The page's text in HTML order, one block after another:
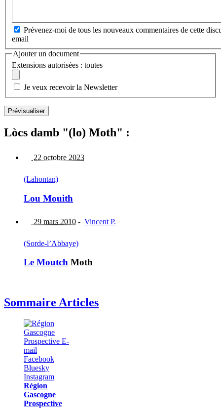
Prévenez-moi de tous les nouveaux commentaires de cette
email
Ajouter un document
Extensions autorisées : toutes
Je veux recevoir la Newsletter
Lòcs damb "(lo) Moth" :
22 octobre 2023
(Lahontan)
Lou Mouith
29 mars 2010 - Vincent P.
(Sorde-l’Abbaye)
Le Moutch Moth
Sommaire Articles
Région
Gascogne
Prospective